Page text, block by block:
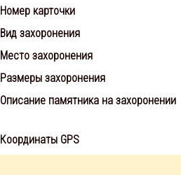
Номер карточки
Вид захоронения
Место захоронения
Размеры захоронения
Описание памятника на захоронении
Координаты GPS